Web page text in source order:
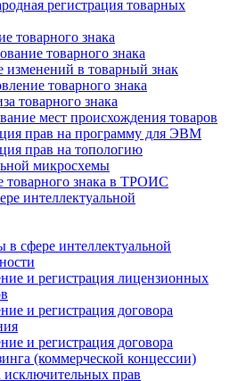
регистрация товарных
товарного знака
товарного знака
изменений в товарный знак
товарного знака
товарного знака
мест происхождения товаров
прав на программу для ЭВМ
прав на топологию
микросхемы
товарного знака в ТРОИС
интеллектуальной
в сфере интеллектуальной
и регистрация лицензионных
и регистрация договора
и регистрация договора
(коммерческой концессии)
исключительных прав